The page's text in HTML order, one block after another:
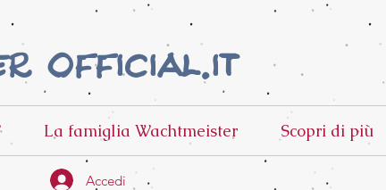
official.it
La famiglia Wachtmeister Scopri di più
Accedi